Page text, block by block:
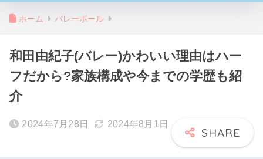
ホーム バレーボール
和田由紀子(バレー)かわいい理由はハー
フだから?家族構成や今までの学歴も紹
介
2024年7月28日 2024年8月1日